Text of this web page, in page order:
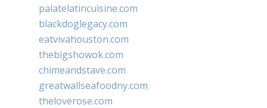
palatelatincuisine.com
blackdoglegacy.com
eatvivahouston.com
thebigshowok.com
chimeandstave.com
greatwallseafoodny.com
theloverose.com